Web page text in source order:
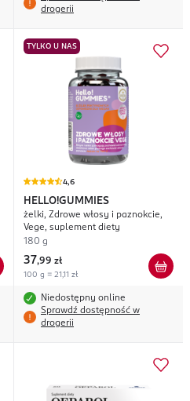
drogerii
TYLKO U NAS
4,6
HELLO!GUMMIES
żelki, Zdrowe włosy i paznokcie,
Vege, suplement diety
180 g
37,99 zł
100 g = 21,11 zł
Niedostępny online
Sprawdź dostępność w
drogerii